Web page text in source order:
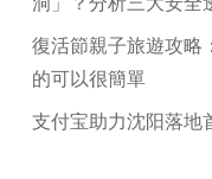
復活節親子旅遊攻略
的可以很簡單
支付宝助力沈阳落地